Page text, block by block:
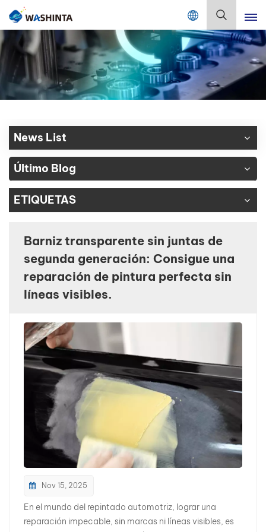
Mix Color Online
English
Français
Deutsch
Русский
Español
Português
日本語
한국어
News List
Último Blog
ETIQUETAS
Barniz transparente sin juntas de
segunda generación: Consigue una
reparación de pintura perfecta sin
líneas visibles.
Nov 15, 2025
En el mundo del repintado automotriz, lograr una
reparación impecable, sin marcas ni líneas visibles, es